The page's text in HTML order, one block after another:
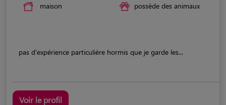
maison possède des animaux
pas d'expérience particulière hormis que je garde les...
Voir le profil